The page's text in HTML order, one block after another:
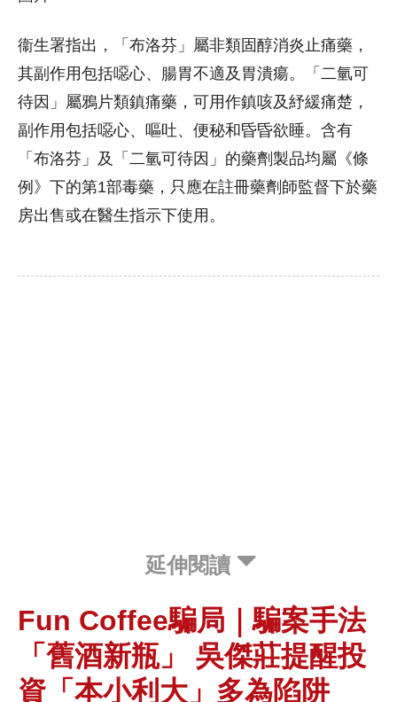
衞生署指出，「布洛芬」屬非類固醇消炎止痛藥，
其副作用包括噁心、腸胃不適及胃潰瘍。「二氫可
待因」屬鴉片類鎮痛藥，可用作鎮咳及紓緩痛楚，
副作用包括噁心、嘔吐、便秘和昏昏欲睡。含有
「布洛芬」及「二氫可待因」的藥劑製品均屬《條
例》下的第1部毒藥，只應在註冊藥劑師監督下於藥
房出售或在醫生指示下使用。
延伸閱讀
Fun Coffee騙局｜騙案手法
「舊酒新瓶」 吳傑莊提醒投
資「本小利大」多為陷阱